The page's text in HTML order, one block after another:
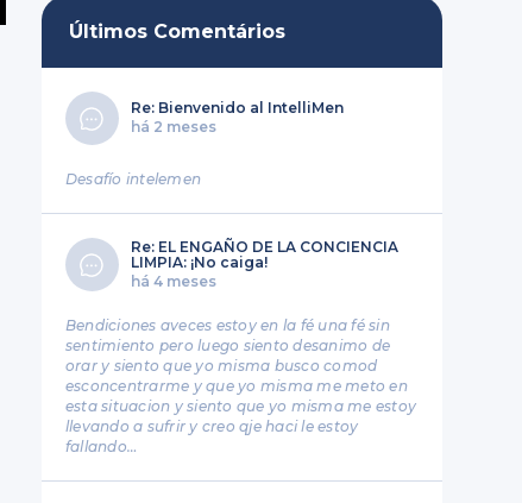
Últimos Comentários
Re: Bienvenido al IntelliMen
há 2 meses
Desafío intelemen
Re: EL ENGAÑO DE LA CONCIENCIA
LIMPIA: ¡No caiga!
há 4 meses
Bendiciones aveces estoy en la fé una fé sin
sentimiento pero luego siento desanimo de
orar y siento que yo misma busco comod
esconcentrarme y que yo misma me meto en
esta situacion y siento que yo misma me estoy
llevando a sufrir y creo qje haci le estoy
fallando…